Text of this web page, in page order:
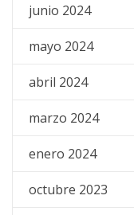
junio 2024
mayo 2024
abril 2024
marzo 2024
enero 2024
octubre 2023